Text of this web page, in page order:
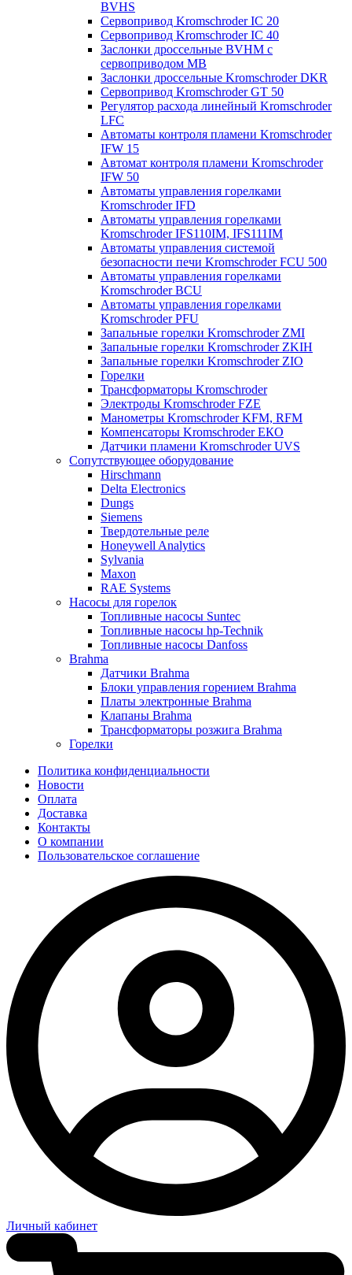
BVHS
Сервопривод Kromschroder IC 20
Сервопривод Kromschroder IC 40
Заслонки дроссельные BVHM с
сервоприводом МВ
Заслонки дроссельные Kromschroder DKR
Cервопривод Kromschroder GT 50
Регулятор расхода линейный Kromschroder
LFC
Автоматы контроля пламени Kromschroder
IFW 15
Автомат контроля пламени Kromschroder
IFW 50
Автоматы управления горелками
Kromschroder IFD
Автоматы управления горелками
Kromschroder IFS110IM, IFS111IM
Автоматы управления системой
безопасности печи Kromschroder FCU 500
Автоматы управления горелками
Kromschroder BCU
Автоматы управления горелками
Kromschroder PFU
Запальные горелки Kromschroder ZМI
Запальные горелки Kromschroder ZKIH
Запальные горелки Kromschroder ZIO
Горелки
Трансформаторы Kromschroder
Электроды Kromschroder FZE
Манометры Kromschroder KFM, RFM
Компенсаторы Kromschroder ЕКО
Датчики пламени Kromschroder UVS
Сопутствующее оборудование
Hirschmann
Delta Electronics
Dungs
Siemens
Твердотельные реле
Honeywell Analytics
Sylvania
Maxon
RAE Systems
Насосы для горелок
Топливные насосы Suntec
Топливные насосы hp-Technik
Топливные насосы Danfoss
Brahma
Датчики Brahma
Блоки управления горением Brahma
Платы электронные Brahma
Клапаны Brahma
Трансформаторы розжига Brahma
Горелки
Политика конфиденциальности
Новости
Оплата
Доставка
Контакты
О компании
Пользовательское соглашение
Личный кабинет